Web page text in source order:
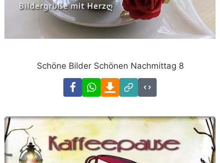
Schöne Bilder Schönen Nachmittag 8
FacebookWhatsAppDownload
Link
Code